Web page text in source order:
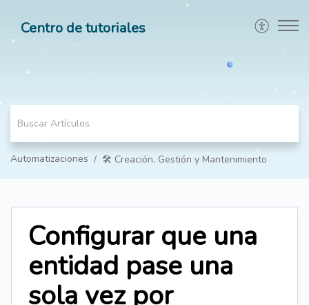
Centro de tutoriales
Automatizaciones 🛠️ Creación, Gestión y Mantenimiento
Configurar que una
entidad pase una
sola vez por